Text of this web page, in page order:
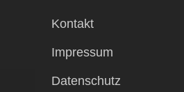
Kontakt
Impressum
Datenschutz